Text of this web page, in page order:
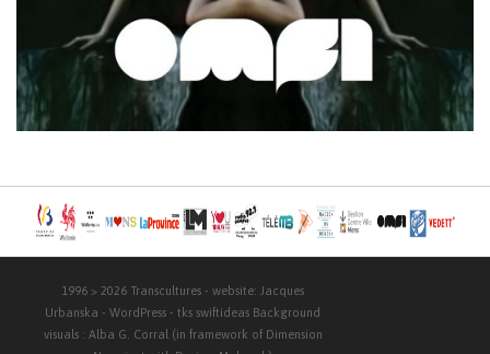
1996 > 2026 Transcultures - website: Jacques
Urbanska -WordPress - tksswiftideas Background
visuals : Alba G. Corral
(in framework of Dimension